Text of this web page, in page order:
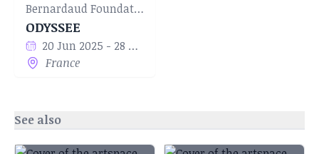
Bernardaud Foundation
ODYSSEE
20 Jun 2025 - 28 Mar 2026
France
See also